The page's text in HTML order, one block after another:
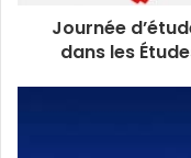
Journée
dans les